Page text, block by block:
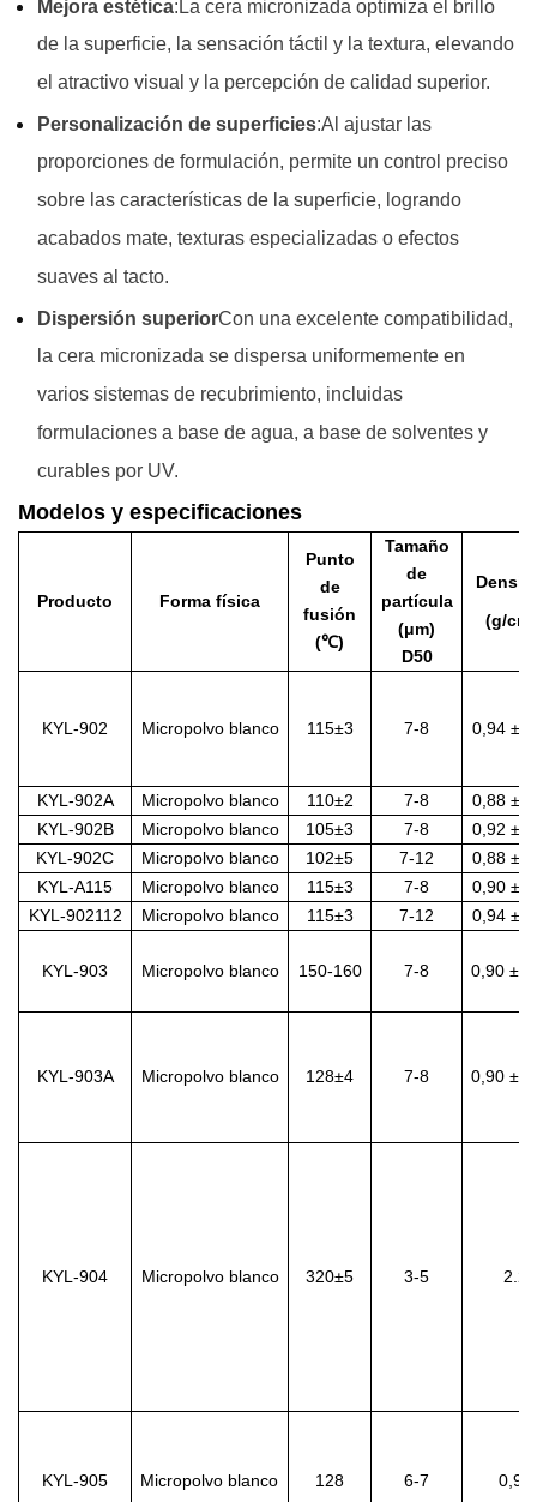
Mejora estética:La cera micronizada optimiza el brillo
de la superficie, la sensación táctil y la textura, elevando
el atractivo visual y la percepción de calidad superior.
Personalización de superficies:Al ajustar las
proporciones de formulación, permite un control preciso
sobre las características de la superficie, logrando
acabados mate, texturas especializadas o efectos
suaves al tacto.
Dispersión superiorCon una excelente compatibilidad,
la cera micronizada se dispersa uniformemente en
varios sistemas de recubrimiento, incluidas
formulaciones a base de agua, a base de solventes y
curables por UV.
Modelos y especificaciones
Producto Forma física
Punto
de
fusión
(℃)
Tamaño
de
partícula
(μm)
D50
(g/cm
KYL-902 Micropolvo blanco 115±3 7-8 0,94 ±
KYL-902A Micropolvo blanco 110±2 7-8
0,88 ±
KYL-902B
Micropolvo blanco 105±3 7-8
0,92 ±
KYL-902C
Micropolvo blanco 102±5 7-12
0,88 ±
KYL-A115
Micropolvo blanco 115±3 7-8
0,90 ±
KYL-902112
Micropolvo blanco 115±3 7-12 0,94 ±
KYL-903 Micropolvo blanco 150-160 7-8 0,90 ±
KYL-903A Micropolvo blanco 128±4 7-8 0,90 ±
KYL-904 Micropolvo blanco 320±5 3-5 2.2
KYL-905 Micropolvo blanco 128 6-7 0,95